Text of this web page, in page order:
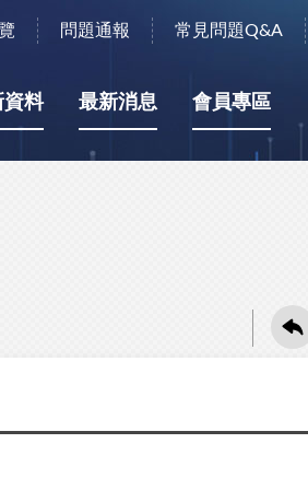
問題通報 常見問題Q&A
資料 最新消息 會員專區